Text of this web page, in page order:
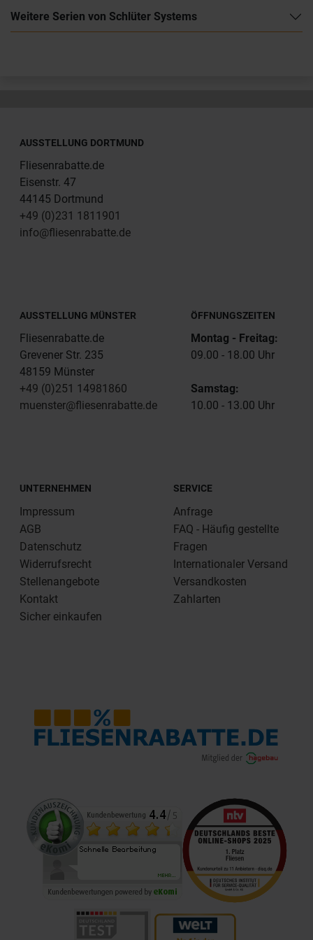
Weitere Serien von Schlüter Systems
AUSSTELLUNG DORTMUND
Fliesenrabatte.de
Eisenstr. 47
44145 Dortmund
+49 (0)231 1811901
info@fliesenrabatte.de
AUSSTELLUNG MÜNSTER
Fliesenrabatte.de
Grevener Str. 235
48159 Münster
+49 (0)251 14981860
muenster@fliesenrabatte.de
ÖFFNUNGSZEITEN
Montag - Freitag:
09.00 - 18.00 Uhr
Samstag:
10.00 - 13.00 Uhr
UNTERNEHMEN
Impressum
AGB
Datenschutz
Widerrufsrecht
Stellenangebote
Kontakt
Sicher einkaufen
SERVICE
Anfrage
FAQ - Häufig gestellte
Fragen
Internationaler Versand
Versandkosten
Zahlarten